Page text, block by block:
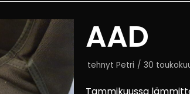
AAD
tehnyt Petri 30
Tammikuussa